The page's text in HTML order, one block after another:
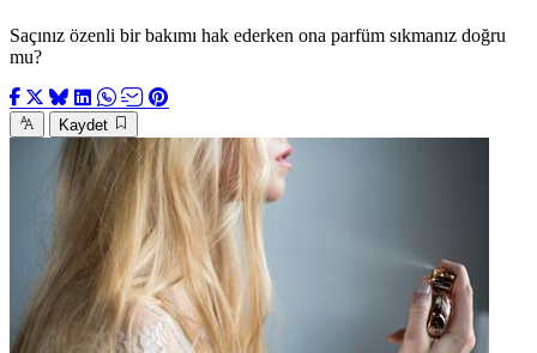
Saçınız özenli bir bakımı hak ederken ona parfüm sıkmanız doğru
mu?
Kaydet